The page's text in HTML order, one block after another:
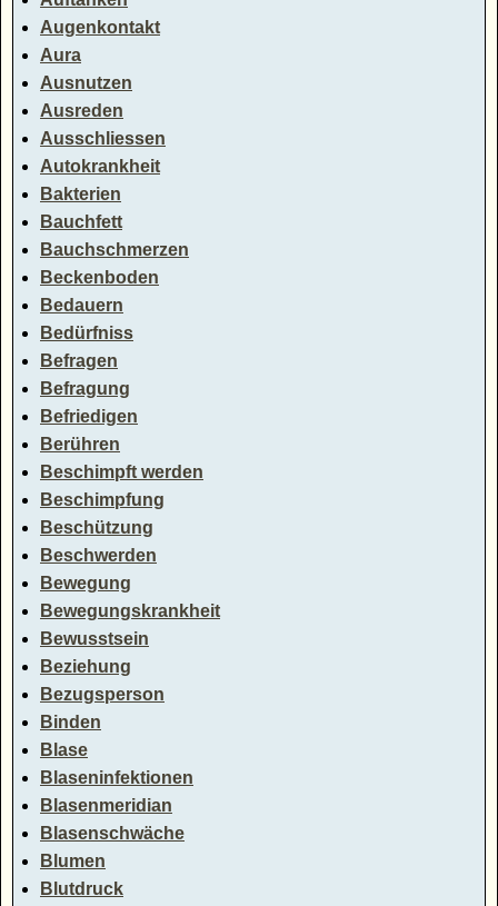
Augenkontakt
Aura
Ausnutzen
Ausreden
Ausschliessen
Autokrankheit
Bakterien
Bauchfett
Bauchschmerzen
Beckenboden
Bedauern
Bedürfniss
Befragen
Befragung
Befriedigen
Berühren
Beschimpft werden
Beschimpfung
Beschützung
Beschwerden
Bewegung
Bewegungskrankheit
Bewusstsein
Beziehung
Bezugsperson
Binden
Blase
Blaseninfektionen
Blasenmeridian
Blasenschwäche
Blumen
Blutdruck